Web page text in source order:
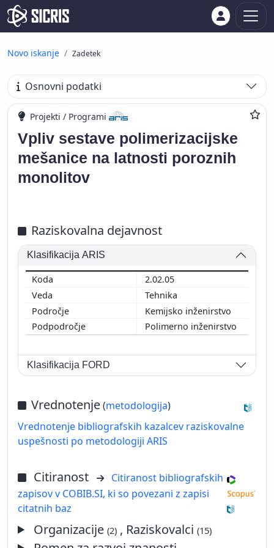
Novo iskanje Zadetek
Osnovni podatki
Projekti / Programi
Vpliv sestave polimerizacijske
mešanice na latnosti poroznih
monolitov
Raziskovalna dejavnost
Klasifikacija ARIS
2.02.05
Tehnika
Kemijsko inženirstvo
Polimerno inženirstvo
Klasifikacija FORD
Vrednotenje(metodologija)
Vrednotenje bibliografskih kazalcev raziskovalne
uspešnosti po metodologiji ARIS
Citiranost
Citiranost bibliografskih
zapisov v COBIB.SI, ki so povezani z zapisi
citatnih baz
Organizacije(2) , Raziskovalci(15)